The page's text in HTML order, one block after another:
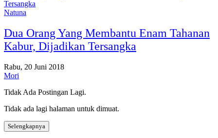
Natuna
Dua Orang Yang Membantu Enam Tahanan
Kabur, Dijadikan Tersangka
Rabu, 20 Juni 2018
Mori
Tidak Ada Postingan Lagi.
Tidak ada lagi halaman untuk dimuat.
Selengkapnya